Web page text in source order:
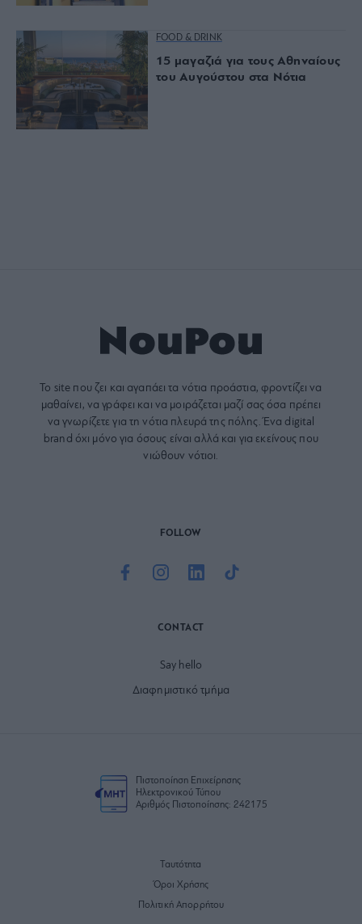
FOOD & DRINK
15 μαγαζιά για τους Αθηναίους
του Αυγούστου στα Νότια
Το site που ζει και αγαπάει τα νότια προάστια, φροντίζει να
μαθαίνει, να γράφει και να μοιράζεται μαζί σας όσα πρέπει
να γνωρίζετε για τη νότια πλευρά της πόλης. Ένα digital
brand όχι μόνο για όσους είναι αλλά και για εκείνους που
νιώθουν νότιοι.
FOLLOW
CONTACT
Say hello
Διαφημιστικό τμήμα
Πιστοποίηση Επιχείρησης
Ηλεκτρονικού Τύπου
Αριθμός Πιστοποίησης: 242175
Ταυτότητα
Όροι Χρήσης
Πολιτική Απορρήτου